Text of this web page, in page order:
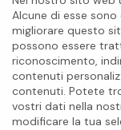
BIOCARE
Alcune di esse
migliorare questo
possono essere
riconoscimento,
contenuti
contenuti. Potete
vostri dati nella
modificare la tua